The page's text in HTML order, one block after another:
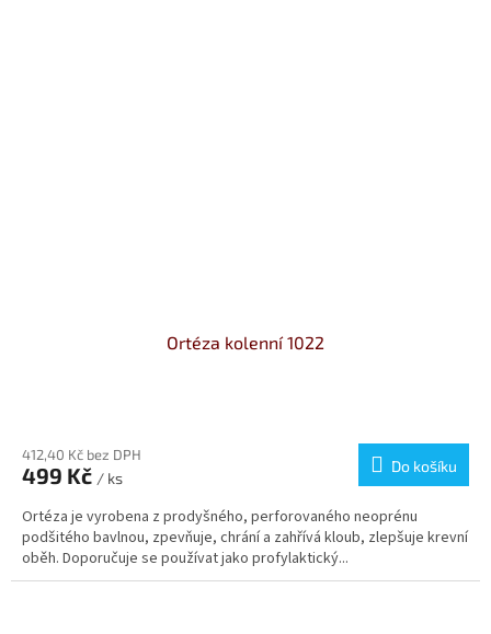
Ortéza kolenní 1022
produktu
je
z
5
hvězdiček.
412,40 Kč bez DPH
499 Kč / ks
Do košíku
Ortéza je vyrobena z prodyšného, perforovaného neoprénu
podšitého bavlnou, zpevňuje, chrání a zahřívá kloub, zlepšuje krevní
oběh. Doporučuje se používat jako profylaktický...